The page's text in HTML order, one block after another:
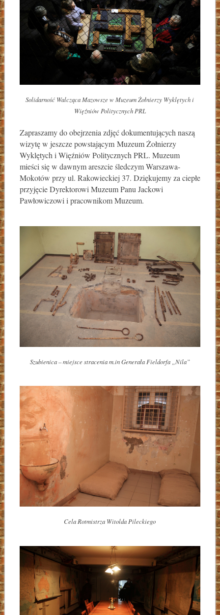
Solidarność Walcząca Mazowsze w Muzeum Żołnierzy Wyklętych i
Więźniów Politycznych PRL
Zapraszamy do obejrzenia zdjęć dokumentujących naszą
wizytę w jeszcze powstającym Muzeum Żołnierzy
Wyklętych i Więźniów Politycznych PRL. Muzeum
mieści się w dawnym areszcie śledczym Warszawa-
Mokotów przy ul. Rakowieckiej 37. Dziękujemy za ciepłe
przyjęcie Dyrektorowi Muzeum Panu Jackowi
Pawłowiczowi i pracownikom Muzeum.
Szubienica – miejsce stracenia m.in Generała Fieldorfa „Nila”
Cela Rotmistrza Witolda Pileckiego